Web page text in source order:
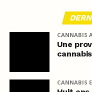
CANNABIS
Une
CANNABIS